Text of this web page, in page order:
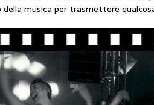
musica per trasmettere